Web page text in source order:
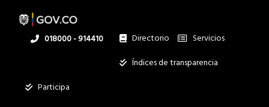
contenido
Linea
018000 - 914410 Directorio
Institucional
Servicios
Índices de transparencia
Participa